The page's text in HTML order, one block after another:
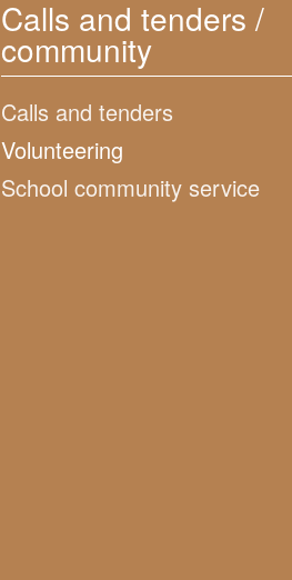
Calls and tenders /
community
Calls and tenders
Volunteering
School community service